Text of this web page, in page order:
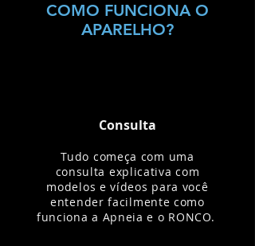
COMO FUNCIONA O
APARELHO?
Consulta
Tudo começa com uma
consulta explicativa com
modelos e vídeos para você
entender facilmente como
funciona a Apneia e o RONCO.